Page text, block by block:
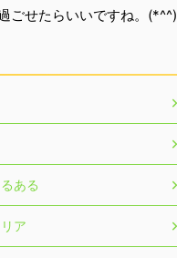
ごせたらいいですね。(*^^)
ある
ア